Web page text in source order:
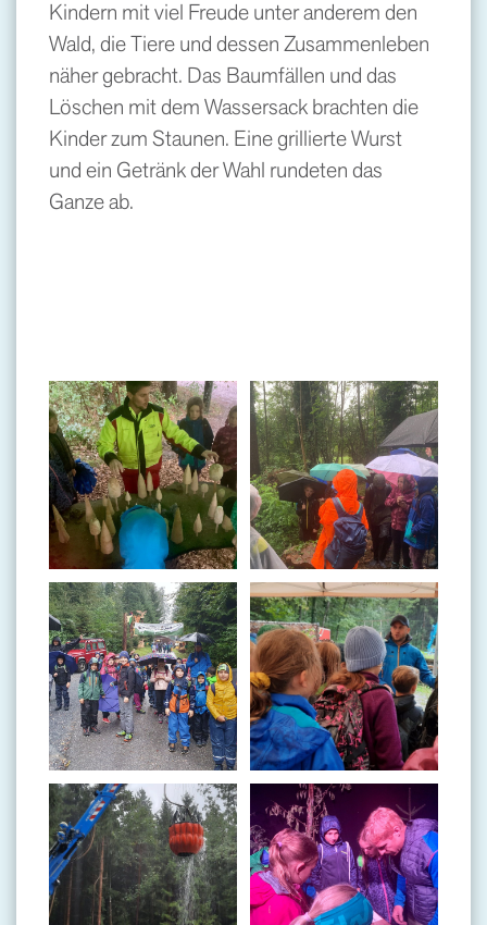
Kindern mit viel Freude unter anderem den
Wald, die Tiere und dessen Zusammenleben
näher gebracht. Das Baumfällen und das
Löschen mit dem Wassersack brachten die
Kinder zum Staunen. Eine grillierte Wurst
und ein Getränk der Wahl rundeten das
Ganze ab.